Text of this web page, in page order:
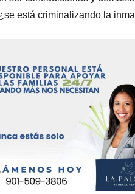
está criminalizando la